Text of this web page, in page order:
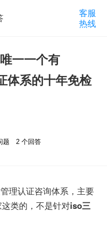
客服
热线
一一个有
体系的十年免检
题 2 个回答
理认证咨询体系，主要
类的，不是针对iso三